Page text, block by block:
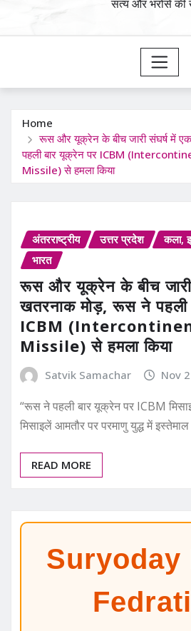
सत्य और भरोसे की
Home
रूस और यूक्रेन के बीच जारी संघर्ष में
पहली बार यूक्रेन पर ICBM
Missile) से हमला किया
अंतरराष्ट्रीय उत्तर प्रदेश
कला,
भारत
रूस और यूक्रेन के बीच
खतरनाक मोड़, रूस ने पहली
ICBM
Missile) से हमला किया
Satvik Samachar Nov
“रूस ने पहली बार यूक्रेन पर ICBM
मिसाइलें आमतौर पर परमाणु युद्ध में इस्तेमाल
READ MORE
Suryoday